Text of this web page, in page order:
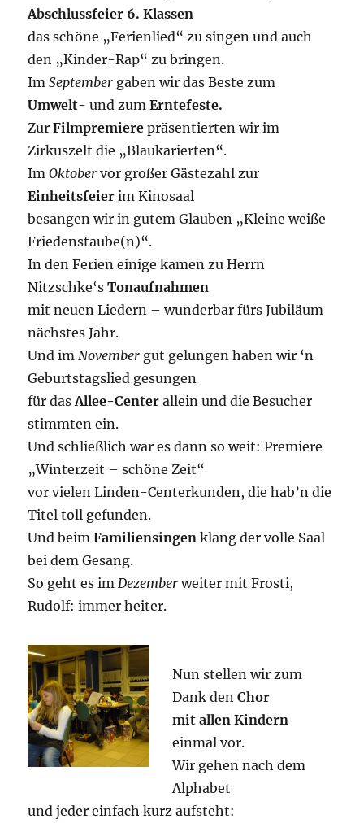
Abschlussfeier 6. Klassen
das schöne „Ferienlied“ zu singen und auch
den „Kinder-Rap“ zu bringen.
ImSeptember gaben wir das Beste zum
Umwelt-und zum Erntefeste.
ZurFilmpremiere präsentierten wir im
Zirkuszelt die „Blaukarierten“.
ImOktobervor großer Gästezahl zur
Einheitsfeier im Kinosaal
besangen wir in gutem Glauben „Kleine weiße
Friedenstaube(n)“.
In den Ferien einige kamen zu Herrn
Nitzschke‘sTonaufnahmen
mit neuen Liedern – wunderbar fürs Jubiläum
nächstes Jahr.
Und imNovember gut gelungen haben wir ‘n
Geburtstagslied gesungen
für dasAllee-Centerallein und die Besucher
stimmten ein.
Und schließlich war es dann so weit: Premiere
„Winterzeit – schöne Zeit“
vor vielen Linden-Centerkunden, die hab’n die
Titel toll gefunden.
Und beimFamiliensingenklang der volle Saal
bei dem Gesang.
So geht es imDezemberweiter mit Frosti,
Rudolf: immer heiter.
Nun stellen wir zum
Dank denChor
mit allen Kindern
einmal vor.
Wir gehen nach dem
Alphabet
und jeder einfach kurz aufsteht: